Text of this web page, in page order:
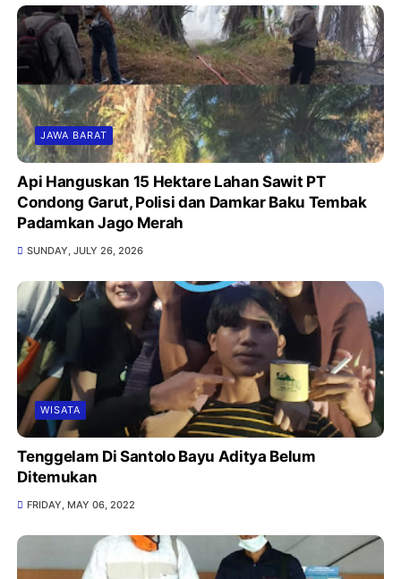
JAWA BARAT
Api Hanguskan 15 Hektare Lahan Sawit PT
Condong Garut, Polisi dan Damkar Baku Tembak
Padamkan Jago Merah
SUNDAY, JULY 26, 2026
WISATA
Tenggelam Di Santolo Bayu Aditya Belum
Ditemukan
FRIDAY, MAY 06, 2022